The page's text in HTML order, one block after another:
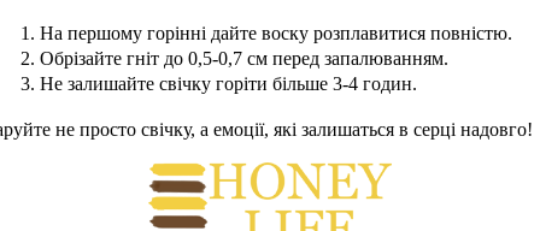
На першому горінні дайте воску розплавитися повністю.
Обрізайте гніт до 0,5-0,7 см перед запалюванням.
Не залишайте свічку горіти більше 3-4 годин.
не просто свічку, а емоції, які залишаться в серці надовго!